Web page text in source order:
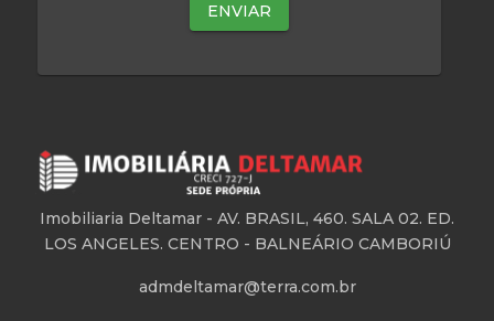
Imobiliaria Deltamar - AV. BRASIL, 460. SALA 02. ED.
LOS ANGELES. CENTRO - BALNEÁRIO CAMBORIÚ
admdeltamar@terra.com.br